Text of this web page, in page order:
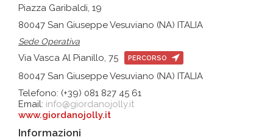
Piazza Garibaldi, 19
80047 San Giuseppe Vesuviano (NA) ITALIA
Sede Operativa
Via Vasca Al Pianillo, 75 PERCORSO
80047 San Giuseppe Vesuviano (NA) ITALIA
Telefono: (+39) 081 827 45 61
Email: info@giordanojolly.it
www.giordanojolly.it
Informazioni